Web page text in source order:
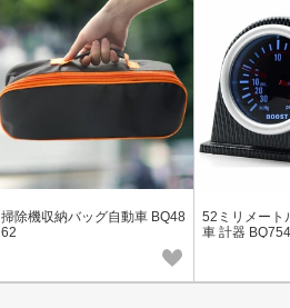
掃除機収納バッグ自動車 BQ48
62
52ミリメート
車 計器 BQ754